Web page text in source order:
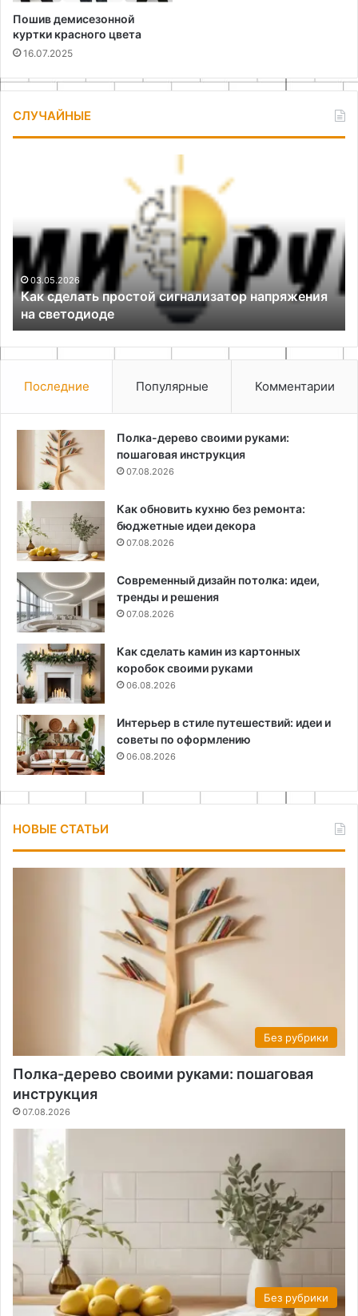
Пошив демисезонной
куртки красного цвета
16.07.2025
СЛУЧАЙНЫЕ
напряжения
светодиоде
03.05.2026
Как сделать простой сигнализатор напряжения
на светодиоде
Последние Популярные Комментарии
Полка-дерево своими руками:
пошаговая инструкция
07.08.2026
Как обновить кухню без ремонта:
бюджетные идеи декора
07.08.2026
Современный дизайн потолка: идеи,
тренды и решения
07.08.2026
Как сделать камин из картонных
коробок своими руками
06.08.2026
Интерьер в стиле путешествий: идеи и
советы по оформлению
06.08.2026
НОВЫЕ СТАТЬИ
Без рубрики
Полка-дерево своими руками: пошаговая
инструкция
07.08.2026
Без рубрики